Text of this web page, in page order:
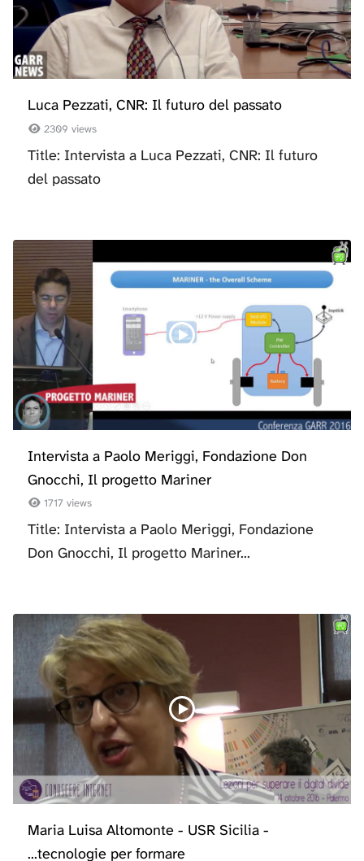
Luca Pezzati, CNR: Il futuro del passato
2309 views
Title: Intervista a Luca Pezzati, CNR: Il futuro
del passato
Intervista a Paolo Meriggi, Fondazione Don
Gnocchi, Il progetto Mariner
1717 views
Title: Intervista a Paolo Meriggi, Fondazione
Don Gnocchi, Il progetto Mariner...
Maria Luisa Altomonte - USR Sicilia -
...tecnologie per formare